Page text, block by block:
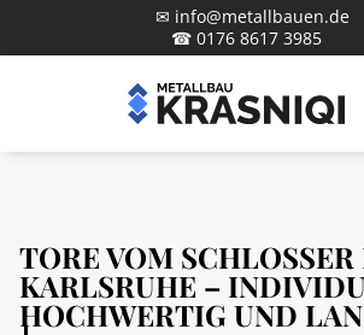
✉ info@metallbauen.de
☎ 0176 8617 3985
TORE VOM SCHLOSSER
KARLSRUHE –
HOCHWERTIG UND